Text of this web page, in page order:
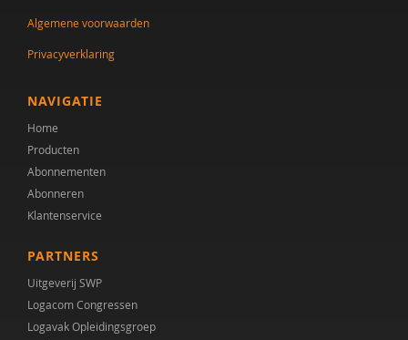
Algemene voorwaarden
Privacyverklaring
NAVIGATIE
Home
Producten
Abonnementen
Abonneren
Klantenservice
PARTNERS
Uitgeverij SWP
Logacom Congressen
Logavak Opleidingsgroep